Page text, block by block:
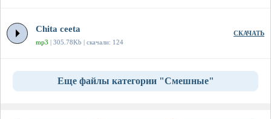
Chita ceeta
mp3 | 305.78Kb | скачали: 124
СКАЧАТЬ
Еще файлы категории "Смешные"